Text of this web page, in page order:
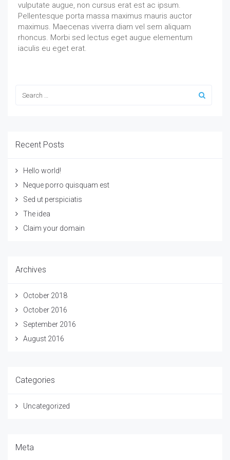
vulputate augue, non cursus erat est ac ipsum.
Pellentesque porta massa maximus mauris auctor
maximus. Maecenas viverra diam vel sem aliquam
rhoncus. Morbi sed lectus eget augue elementum
iaculis eu eget erat.
Recent Posts
Hello world!
Neque porro quisquam est
Sed ut perspiciatis
The idea
Claim your domain
Archives
October 2018
October 2016
September 2016
August 2016
Categories
Uncategorized
Meta